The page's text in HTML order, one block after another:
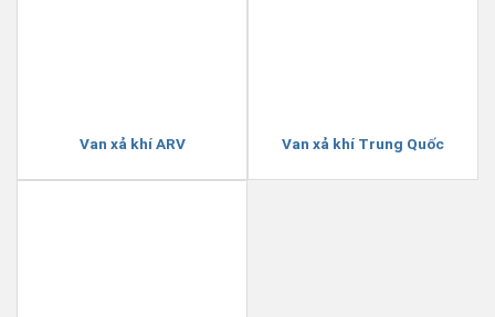
Van xả khí ARV Van xả khí Trung Quốc